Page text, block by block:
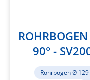
90° -
Rohrbogen Ø